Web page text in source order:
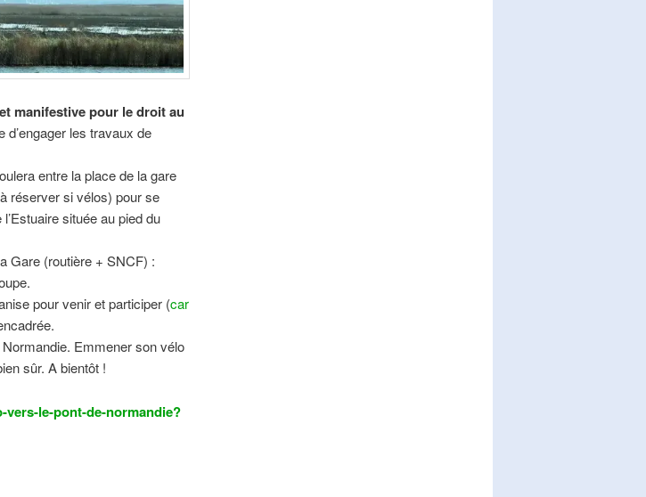
manifestivepour le droit au
les travaux de
entre la place de la gare
réserver si vélos) pour se
située au pied du
Gare (routière + SNCF) :
pour venir et participer (car
Emmener son vélo
sûr. A bientôt !
vers-le-pont-de-normandie?